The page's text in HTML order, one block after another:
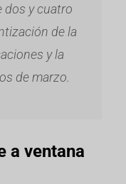
dos y cuatro
de la
y la
de marzo.
a ventana